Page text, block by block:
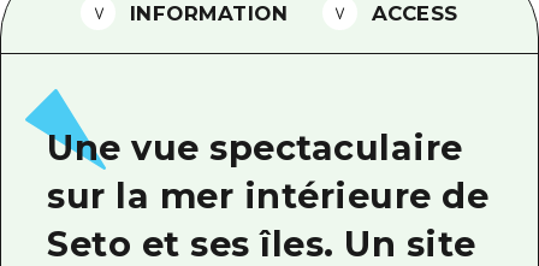
FAQ
Téléchargement de Photos
Informations sur le transport en
INFORMATION ACCESS
Une vue spectaculaire
sur la mer intérieure de
Seto et ses îles. Un site